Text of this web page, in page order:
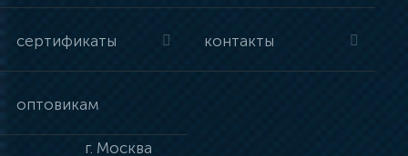
сертификаты контакты
оптовикам
г. Москва